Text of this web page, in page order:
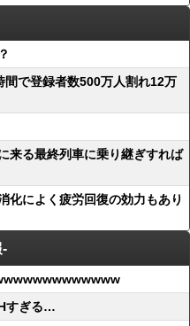
で登録者数500万人割れ12万
来る最終列車に乗り継ぎすれば
化によく疲労回復の効力もあり
すぎる…